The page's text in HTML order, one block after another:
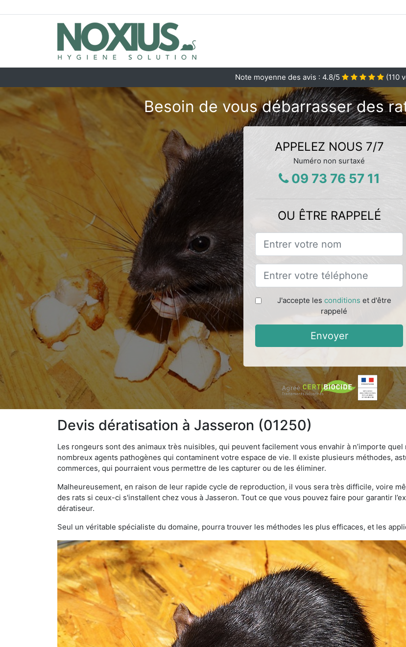
Note moyenne des avis : 4.8/5 (110
Besoin de vous débarrasser des
APPELEZ NOUS 7/7
Numéro non surtaxé
09 73 76 57 11
OU ÊTRE RAPPELÉ
J'accepte les conditions et d'être
rappelé
Envoyer
Devis dératisation à Jasseron (01250)
Les rongeurs sont des animaux très nuisibles, qui peuvent facilement vous envahir à n’importe
nombreux agents pathogènes qui contaminent votre espace de vie. Il existe plusieurs méthodes,
commerces, qui pourraient vous permettre de les capturer ou de les éliminer.
Malheureusement, en raison de leur rapide cycle de reproduction, il vous sera très difficile, voire
des rats si ceux-ci s'installent chez vous à Jasseron. Tout ce que vous pouvez faire pour garantir
dératiseur.
Seul un véritable spécialiste du domaine, pourra trouver les méthodes les plus efficaces, et les